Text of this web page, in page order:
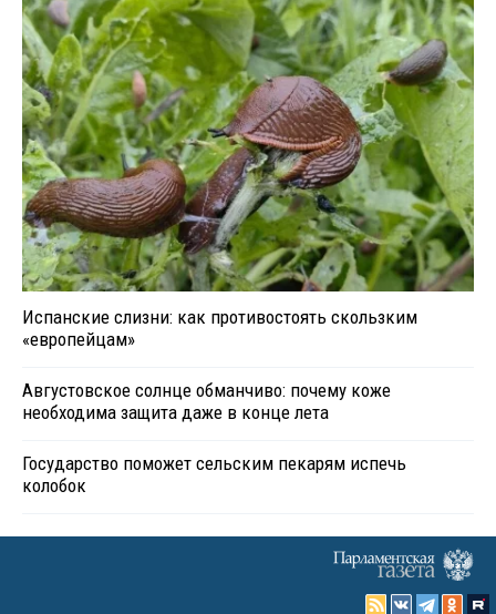
Испанские слизни: как противостоять скользким
«европейцам»
Августовское солнце обманчиво: почему коже
необходима защита даже в конце лета
Государство поможет сельским пекарям испечь
колобок